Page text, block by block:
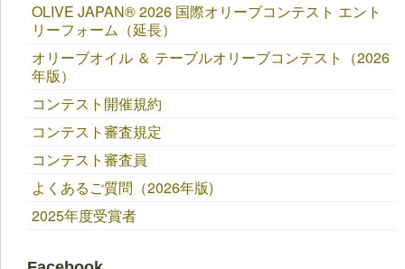
OLIVE JAPAN®︎ 2026 国際オリーブコンテスト エント
リーフォーム（延長）
オリーブオイル ＆ テーブルオリーブコンテスト（2026
年版）
コンテスト開催規約
コンテスト審査規定
コンテスト審査員
よくあるご質問（2026年版)
2025年度受賞者